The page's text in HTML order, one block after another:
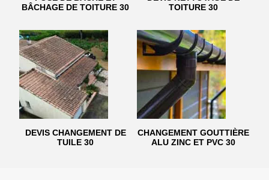
BÂCHAGE DE TOITURE 30
TOITURE 30
DEVIS CHANGEMENT DE
TUILE 30
CHANGEMENT GOUTTIÈRE
ALU ZINC ET PVC 30